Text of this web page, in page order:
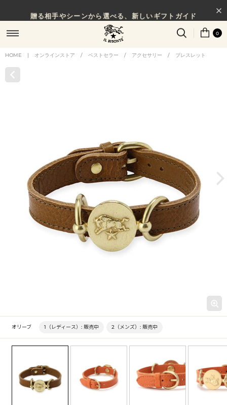
贈る相手やシーンから選べる、新しいギフトガイド
NEW IN｜COLOR LEATHER 0
HOME | オンラインストア / ベストセラー / アクセサリー / ブレスレット
オリーブ 1（レディース）: 販売中 2（メンズ）: 販売中